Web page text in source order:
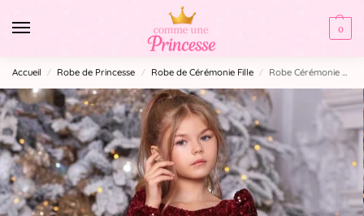
0
Accueil / Robe de Princesse / Robe de Cérémonie Fille​ / Robe Cérémonie fille hiver